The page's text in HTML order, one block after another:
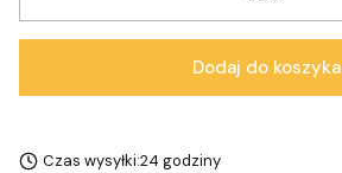
Dodaj do koszyka
Czas wysyłki:24 godziny